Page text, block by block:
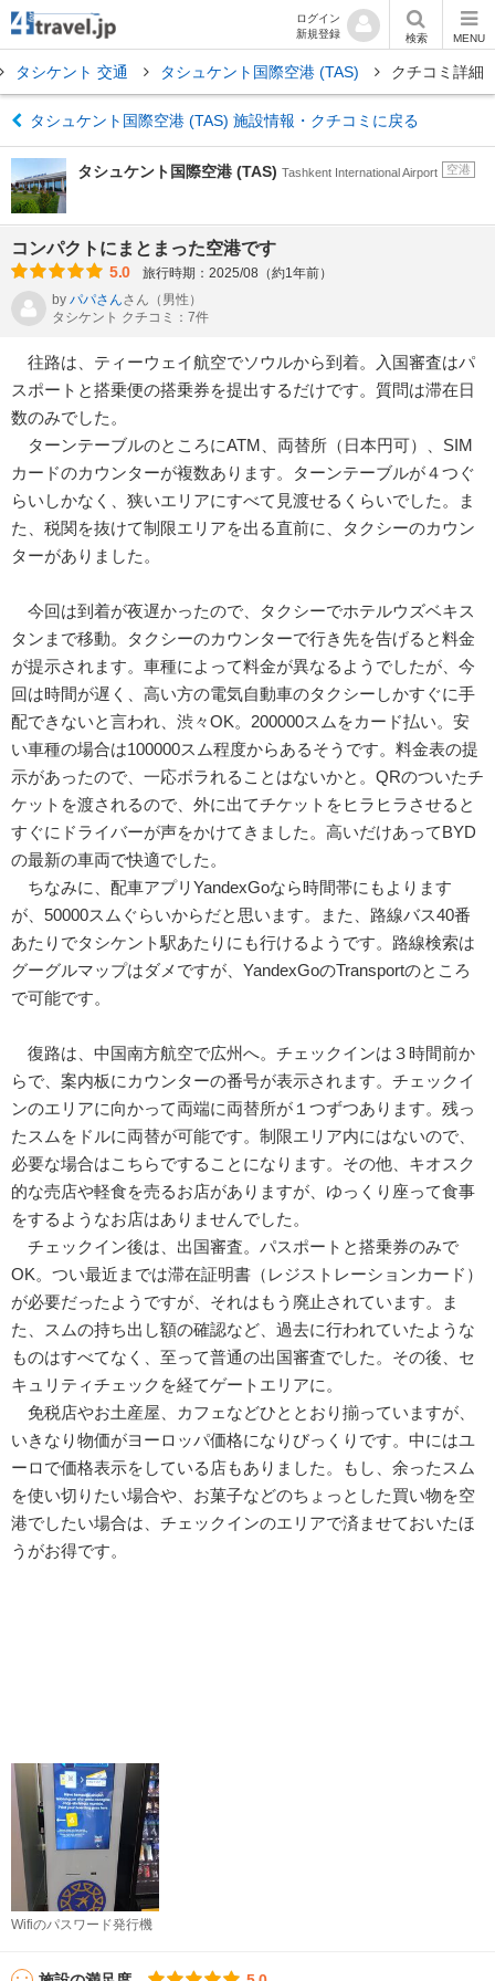
ログイン
新規登録
検索 MENU
タシケント 交通 タシュケント国際空港 (TAS) クチコミ詳細
タシュケント国際空港 (TAS) 施設情報・クチコミに戻る
タシュケント国際空港 (TAS) Tashkent International Airport 空港
コンパクトにまとまった空港です
5.0
旅行時期：2025/08（約1年前）
by パパさんさん （男性）
タシケント クチコミ：7件
往路は、ティーウェイ航空でソウルから到着。入国審査はパ
スポートと搭乗便の搭乗券を提出するだけです。質問は滞在日
数のみでした。
ターンテーブルのところにATM、両替所（日本円可）、SIM
カードのカウンターが複数あります。ターンテーブルが４つぐ
らいしかなく、狭いエリアにすべて見渡せるくらいでした。ま
た、税関を抜けて制限エリアを出る直前に、タクシーのカウン
ターがありました。
今回は到着が夜遅かったので、タクシーでホテルウズベキス
タンまで移動。タクシーのカウンターで行き先を告げると料金
が提示されます。車種によって料金が異なるようでしたが、今
回は時間が遅く、高い方の電気自動車のタクシーしかすぐに手
配できないと言われ、渋々OK。200000スムをカード払い。安
い車種の場合は100000スム程度からあるそうです。料金表の提
示があったので、一応ボラれることはないかと。QRのついたチ
ケットを渡されるので、外に出てチケットをヒラヒラさせると
すぐにドライバーが声をかけてきました。高いだけあってBYD
の最新の車両で快適でした。
ちなみに、配車アプリYandexGoなら時間帯にもよります
が、50000スムぐらいからだと思います。また、路線バス40番
あたりでタシケント駅あたりにも行けるようです。路線検索は
グーグルマップはダメですが、YandexGoのTransportのところ
で可能です。
復路は、中国南方航空で広州へ。チェックインは３時間前か
らで、案内板にカウンターの番号が表示されます。チェックイ
ンのエリアに向かって両端に両替所が１つずつあります。残っ
たスムをドルに両替が可能です。制限エリア内にはないので、
必要な場合はこちらですることになります。その他、キオスク
的な売店や軽食を売るお店がありますが、ゆっくり座って食事
をするようなお店はありませんでした。
チェックイン後は、出国審査。パスポートと搭乗券のみで
OK。つい最近までは滞在証明書（レジストレーションカード）
が必要だったようですが、それはもう廃止されています。ま
た、スムの持ち出し額の確認など、過去に行われていたような
ものはすべてなく、至って普通の出国審査でした。その後、セ
キュリティチェックを経てゲートエリアに。
免税店やお土産屋、カフェなどひととおり揃っていますが、
いきなり物価がヨーロッパ価格になりびっくりです。中にはユ
ーロで価格表示をしている店もありました。もし、余ったスム
を使い切りたい場合や、お菓子などのちょっとした買い物を空
港でしたい場合は、チェックインのエリアで済ませておいたほ
うがお得です。
Wifiのパスワード発行機